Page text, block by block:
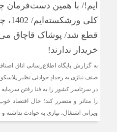
ایم!/ با همین دست‌فرمان
کلی
قطع شد/ پوشاک قاچاق می
خریدار ندارند!
به گزارش پایگاه اطلاع‌رسانی اتاق
صنف نیازی به رخدادِ حوادثی نظیر
در سرتاسر کشور را به فنا رفتن سرمایه
را متاثر و متضرر کند؛ حال
ویرانی اشتغال، نیازی به حوادث نداشته